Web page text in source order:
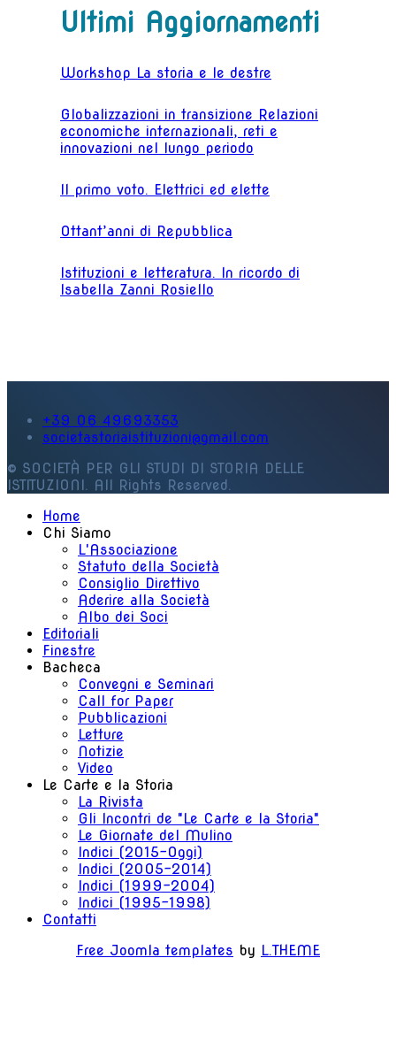
Ultimi Aggiornamenti
Workshop La storia e le destre
Globalizzazioni in transizione Relazioni
economiche internazionali, reti e
innovazioni nel lungo periodo
Il primo voto. Elettrici ed elette
Ottant’anni di Repubblica
Istituzioni e letteratura. In ricordo di
Isabella Zanni Rosiello
+39 06 49693353
societastoriaistituzioni@gmail.com
© SOCIETÀ PER GLI STUDI DI STORIA DELLE
ISTITUZIONI. All Rights Reserved.
Home
Chi Siamo
L'Associazione
Statuto della Società
Consiglio Direttivo
Aderire alla Società
Albo dei Soci
Editoriali
Finestre
Bacheca
Convegni e Seminari
Call for Paper
Pubblicazioni
Letture
Notizie
Video
Le Carte e la Storia
La Rivista
Gli Incontri de "Le Carte e la Storia"
Le Giornate del Mulino
Indici (2015-Oggi)
Indici (2005-2014)
Indici (1999-2004)
Indici (1995-1998)
Contatti
Free Joomla templates by L.THEME